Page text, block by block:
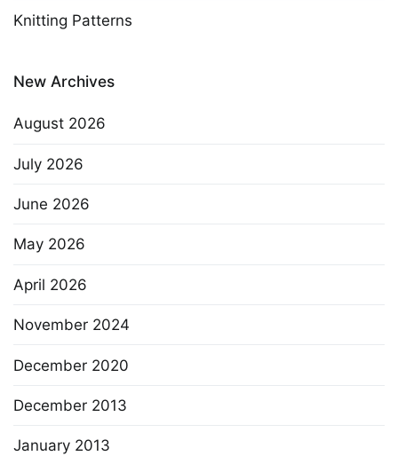
Knitting Patterns
New Archives
August 2026
July 2026
June 2026
May 2026
April 2026
November 2024
December 2020
December 2013
January 2013